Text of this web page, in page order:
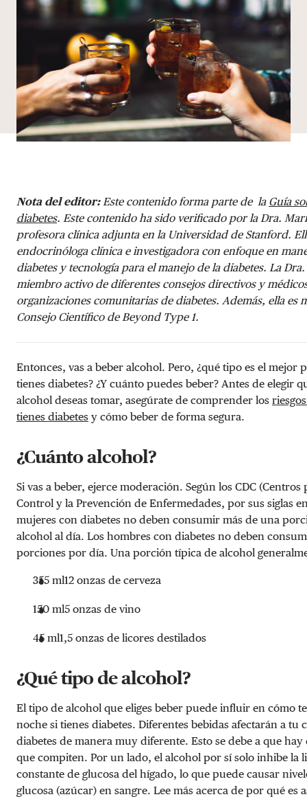
Nota del editor:Este contenido forma parte de la Guía
diabetes. Este contenido ha sido verificado por la Dra.
profesora clínica adjunta en la Universidad de Stanford.
endocrinóloga clínica e investigadora con enfoque en
diabetes y tecnología para el manejo de la diabetes. La Dra.
miembro activo de diferentes consejos directivos y
organizaciones comunitarias de diabetes. Además, ella es
Consejo Científico de Beyond Type 1.
Entonces, vas a beber alcohol. Pero, ¿qué tipo es el mejor
tienes diabetes? ¿Y cuánto puedes beber? Antes de elegir
alcohol deseas tomar, asegúrate de comprender los
tienes diabetes y cómo beber de forma segura.
¿Cuánto alcohol?
Si vas a beber, ejerce moderación. Según los CDC (Centros
Control y la Prevención de Enfermedades, por sus siglas
mujeres con diabetes no deben consumir más de una
alcohol al día. Los hombres con diabetes no deben
porciones por día. Una porción típica de alcohol
355 ml12 onzas de cerveza
150 ml5 onzas de vino
45 ml1,5 onzas de licores destilados
¿Qué tipo de alcohol?
El tipo de alcohol que eliges beber puede influir en cómo
noche si tienes diabetes. Diferentes bebidas afectarán a tu
diabetes de manera muy diferente. Esto se debe a que hay
que compiten. Por un lado, el alcohol por sí solo inhibe la
constante de glucosa del hígado, lo que puede causar
glucosa (azúcar) en sangre. Lee más acerca de por qué es